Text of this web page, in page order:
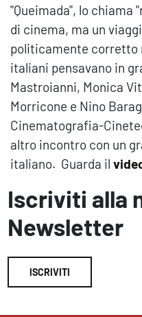
"Queimada", lo chiama
di cinema, ma un
politicamente corretto
italiani pensavano in
Mastroianni, Monica
Morricone e Nino
Cinematografia-
altro incontro con un
italiano. Guarda il
Iscriviti alla
Newsletter
ISCRIVITI